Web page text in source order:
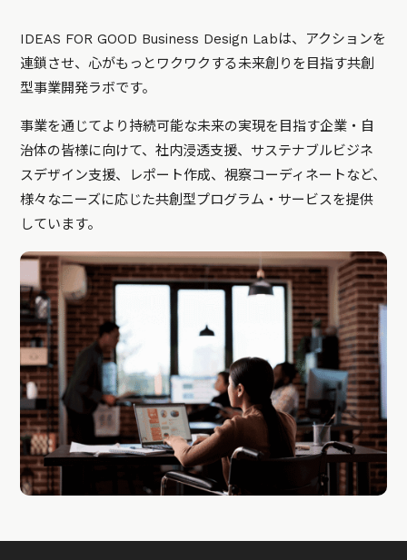
IDEAS FOR GOOD Business Design Labは、アクションを
連鎖させ、心がもっとワクワクする未来創りを目指す共創
型事業開発ラボです。
事業を通じてより持続可能な未来の実現を目指す企業・自
治体の皆様に向けて、社内浸透支援、サステナブルビジネ
スデザイン支援、レポート作成、視察コーディネートなど、
様々なニーズに応じた共創型プログラム・サービスを提供
しています。